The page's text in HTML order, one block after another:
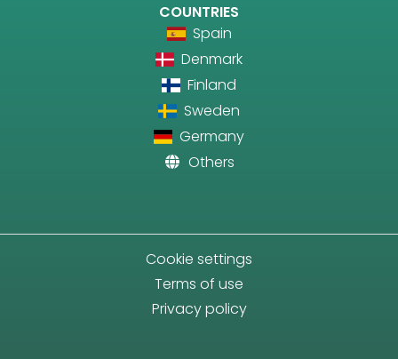
COUNTRIES
Spain
Denmark
Finland
Sweden
Germany
Others
Cookie settings
Terms of use
Privacy policy